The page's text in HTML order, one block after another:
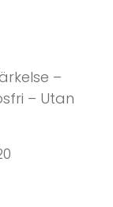
–
– Utan